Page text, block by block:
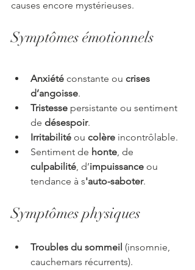
causes encore mystérieuses.
Symptômes émotionnels
Anxiété constante ou crises
d’angoisse.
Tristesse persistante ou sentiment
de désespoir.
Irritabilité ou colère incontrôlable.
Sentiment de honte, de
culpabilité, d’impuissance ou
tendance à s'auto-saboter.
Symptômes physiques
Troubles du sommeil (insomnie,
cauchemars récurrents).